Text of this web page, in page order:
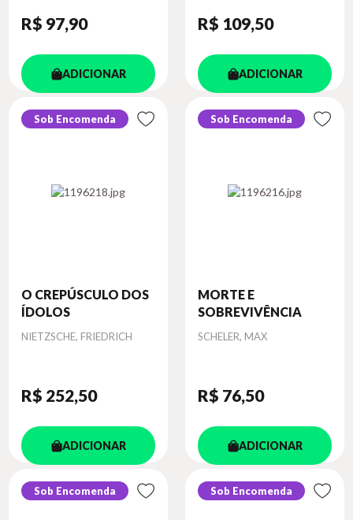
R$ 97,90
ADICIONAR
R$ 109,50
ADICIONAR
Sob Encomenda
O CREPÚSCULO DOS
ÍDOLOS
Autor
NIETZSCHE, FRIEDRICH
R$ 252,50
ADICIONAR
Sob Encomenda
MORTE E
SOBREVIVÊNCIA
Autor
SCHELER, MAX
R$ 76,50
ADICIONAR
Sob Encomenda Sob Encomenda